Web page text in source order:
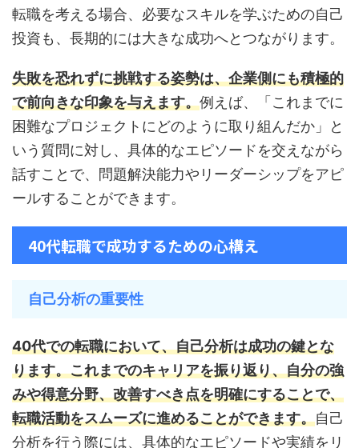
転職を考える場合、必要なスキルを学ぶための自己
投資も、長期的には大きな成功へとつながります。
失敗を恐れずに挑戦する姿勢は、企業側にも積極的
で前向きな印象を与えます。例えば、「これまでに
困難なプロジェクトにどのように取り組んだか」と
いう質問に対し、具体的なエピソードを交えながら
話すことで、問題解決能力やリーダーシップをアピ
ールすることができます。
40代転職で成功するための心構え
自己分析の重要性
40代での転職において、自己分析は成功の鍵とな
ります。これまでのキャリアを振り返り、自分の強
みや得意分野、改善すべき点を明確にすることで、
転職活動をスムーズに進めることができます。自己
分析を行う際には、具体的なエピソードや実績をリ